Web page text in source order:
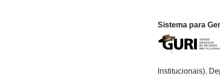
Sistema para
Institucionais).